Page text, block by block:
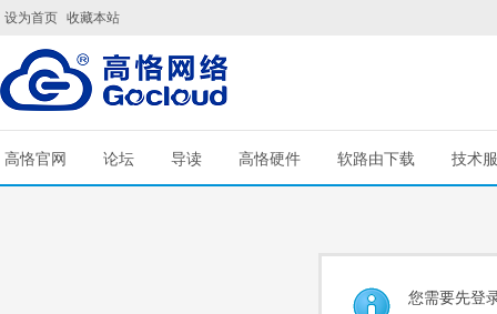
设为首页 收藏本站
高恪官网 论坛 导读 高恪硬件 软路由下载 技术
您需要先登